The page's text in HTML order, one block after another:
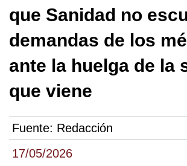
17/05/2026
que Sanidad no
demandas de los
ante la huelga de la
que viene
Fuente: Redacción